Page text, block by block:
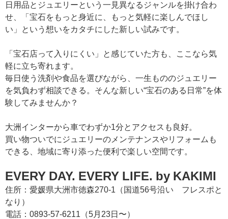
日用品とジュエリーという一見異なるジャンルを掛け合わ
せ、「宝石をもっと身近に、もっと気軽に楽しんでほし
い」という想いをカタチにした新しい試みです。
「宝石店って入りにくい」と感じていた方も、ここなら気
軽に立ち寄れます。
毎日使う洗剤や食品を選びながら、一生もののジュエリー
を気負わず相談できる。そんな新しい“宝石のある日常”を体
験してみませんか？
大洲インターから車でわずか1分とアクセスも良好。
買い物ついでにジュエリーのメンテナンスやリフォームも
できる、地域に寄り添った便利で楽しい空間です。
EVERY DAY. EVERY LIFE. by KAKIMI
住所：愛媛県大洲市徳森270-1（国道56号沿い フレスポと
なり）
電話：0893-57-6211（5月23日〜）